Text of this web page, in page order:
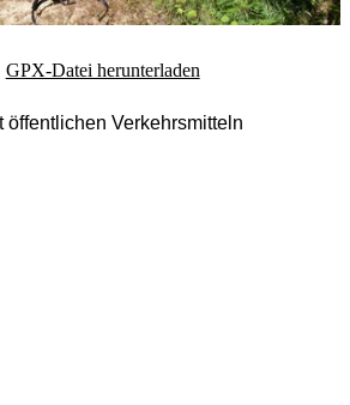
GPX-Datei herunterladen
öffentlichen Verkehrsmitteln